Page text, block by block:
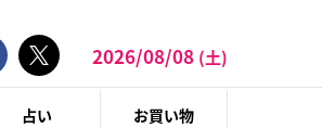
2026/08/08 (土)
占い お買い物